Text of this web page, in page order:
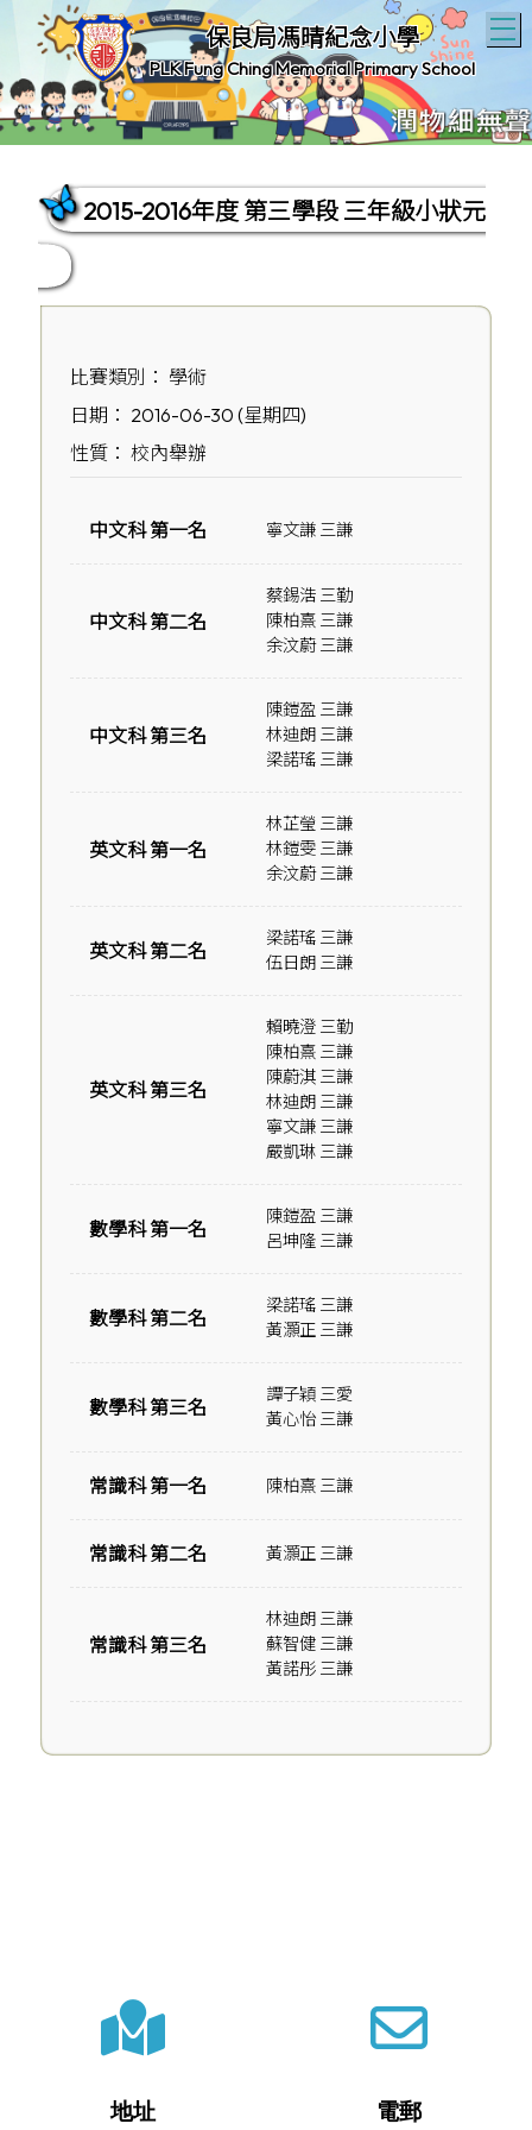
保良局馮晴紀念小學
PLK Fung Ching Memorial Primary School
2015-2016年度 第三學段 三年級小狀元
比賽類別： 學術
日期： 2016-06-30 (星期四)
性質： 校內舉辦
中文科 第一名 寧文謙 三謙
中文科 第二名
蔡錫浩 三勤
陳柏熹 三謙
余汶蔚 三謙
中文科 第三名
陳鎧盈 三謙
林迪朗 三謙
梁諾瑤 三謙
英文科 第一名
林芷瑩 三謙
林鎧雯 三謙
余汶蔚 三謙
英文科 第二名
梁諾瑤 三謙
伍日朗 三謙
英文科 第三名
賴曉澄 三勤
陳柏熹 三謙
陳蔚淇 三謙
林迪朗 三謙
寧文謙 三謙
嚴凱琳 三謙
數學科 第一名
陳鎧盈 三謙
呂坤隆 三謙
數學科 第二名
梁諾瑤 三謙
黃灝正 三謙
數學科 第三名
譚子穎 三愛
黃心怡 三謙
常識科 第一名 陳柏熹 三謙
常識科 第二名 黃灝正 三謙
常識科 第三名
林迪朗 三謙
蘇智健 三謙
黃諾彤 三謙
地址 電郵